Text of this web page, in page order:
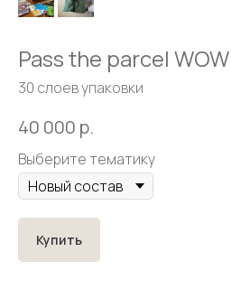
Pass the parcel WOW
30 слоев упаковки
40 000 р.
Выберите тематику
Купить